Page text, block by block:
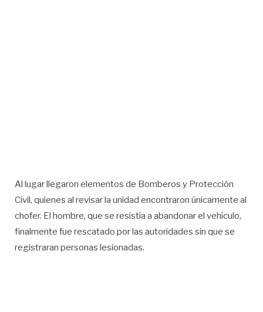
Al lugar llegaron elementos de Bomberos y Protección
Civil, quienes al revisar la unidad encontraron únicamente al
chofer. El hombre, que se resistía a abandonar el vehículo,
finalmente fue rescatado por las autoridades sin que se
registraran personas lesionadas.